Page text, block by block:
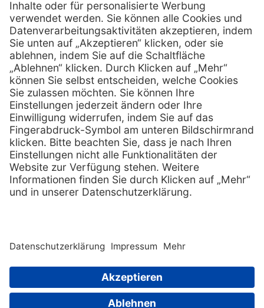
Telefon:0800 - 07 01 96
E-Mail:info @ praxis-discount.de
Services
Serviceversprechen
Sprechstundenbedarf
Retoure anmelden
Hilfe
FAQs
Kontakt
Lob & Kritik
Zertifikat Rechtliches
Impressum
Datenschutz
AGB
Copyright © 2026 PxD Praxis-Discount GmbH. All rights
Wir beliefern ausschließlich Fachkreise. Ausgewiesene Preise